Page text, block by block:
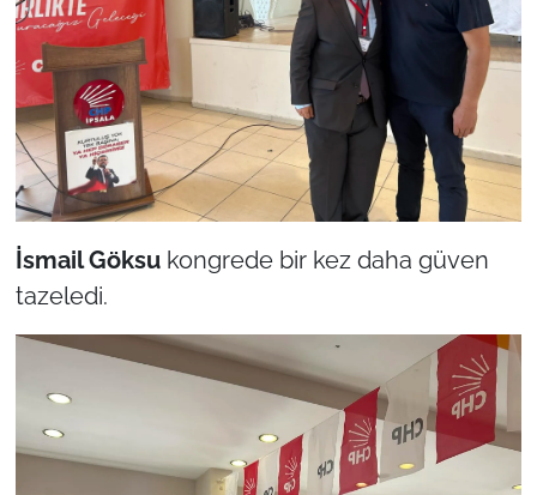
İsmail Göksukongrede bir kez daha güven
tazeledi.
İş Dünyası
Bilim Teknoloji
English News
Finans
Genel-A